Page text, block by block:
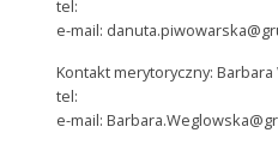
tel:
e-mail:
Kontakt merytoryczny: Barbara
tel:
e-mail: